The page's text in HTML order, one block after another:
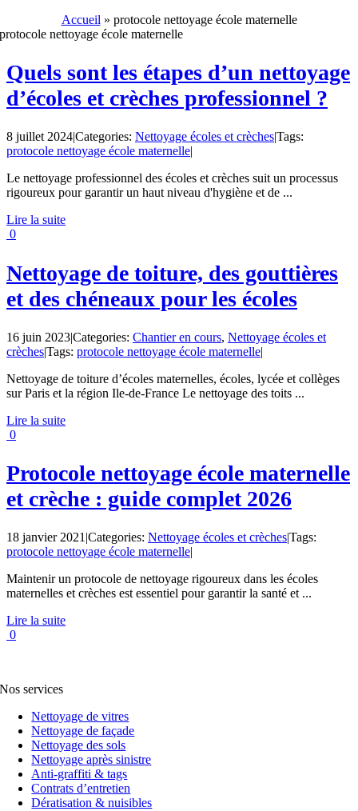
Accueil » protocole nettoyage école maternelle
protocole nettoyage école maternelle
Quels sont les étapes d’un nettoyage
d’écoles et crèches professionnel ?
8 juillet 2024Categories: Nettoyage écoles et crèchesTags:
protocole nettoyage école maternelle
Le nettoyage professionnel des écoles et crèches suit un processus
rigoureux pour garantir un haut niveau d'hygiène et de ...
Lire la suite
0
Nettoyage de toiture, des gouttières
et des chéneaux pour les écoles
16 juin 2023|Categories: Chantier en cours, Nettoyage écoles et
crèches|Tags: protocole nettoyage école maternelle|
Nettoyage de toiture d’écoles maternelles, écoles, lycée et collèges
sur Paris et la région Ile-de-France Le nettoyage des toits ...
Lire la suite
0
Protocole nettoyage école maternelle
et crèche : guide complet 2026
18 janvier 2021|Categories: Nettoyage écoles et crèches|Tags:
protocole nettoyage école maternelle|
Maintenir un protocole de nettoyage rigoureux dans les écoles
maternelles et crèches est essentiel pour garantir la santé et ...
Lire la suite
0
Nos services
Nettoyage de vitres
Nettoyage de façade
Nettoyage des sols
Nettoyage après sinistre
Anti-graffiti & tags
Contrats d’entretien
Dératisation & nuisibles